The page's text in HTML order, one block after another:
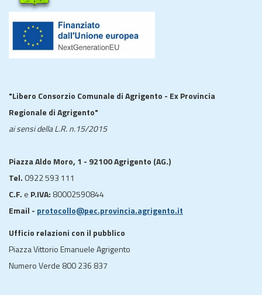
"Libero Consorzio Comunale di Agrigento - Ex Provincia
Regionale di Agrigento"
ai sensi della L.R. n.15/2015
Piazza Aldo Moro, 1 - 92100 Agrigento (AG.)
Tel. 0922 593 111
C.F. e P.IVA: 80002590844
Email - protocollo@pec.provincia.agrigento.it
Ufficio relazioni con il pubblico
Piazza Vittorio Emanuele Agrigento
Numero Verde 800 236 837